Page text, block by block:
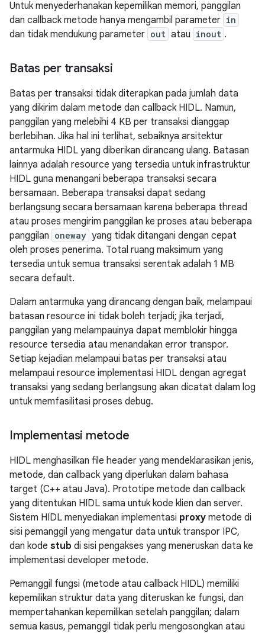
Untuk menyederhanakan kepemilikan memori, panggilan
dan callback metode hanya mengambil parameter in
dan tidak mendukung parameter out atau inout .
Batas per transaksi
Batas per transaksi tidak diterapkan pada jumlah data
yang dikirim dalam metode dan callback HIDL. Namun,
panggilan yang melebihi 4 KB per transaksi dianggap
berlebihan. Jika hal ini terlihat, sebaiknya arsitektur
antarmuka HIDL yang diberikan dirancang ulang. Batasan
lainnya adalah resource yang tersedia untuk infrastruktur
HIDL guna menangani beberapa transaksi secara
bersamaan. Beberapa transaksi dapat sedang
berlangsung secara bersamaan karena beberapa thread
atau proses mengirim panggilan ke proses atau beberapa
panggilan oneway yang tidak ditangani dengan cepat
oleh proses penerima. Total ruang maksimum yang
tersedia untuk semua transaksi serentak adalah 1 MB
secara default.
Dalam antarmuka yang dirancang dengan baik, melampaui
batasan resource ini tidak boleh terjadi; jika terjadi,
panggilan yang melampauinya dapat memblokir hingga
resource tersedia atau menandakan error transpor.
Setiap kejadian melampaui batas per transaksi atau
melampaui resource implementasi HIDL dengan agregat
transaksi yang sedang berlangsung akan dicatat dalam log
untuk memfasilitasi proses debug.
Implementasi metode
HIDL menghasilkan file header yang mendeklarasikan jenis,
metode, dan callback yang diperlukan dalam bahasa
target (C++ atau Java). Prototipe metode dan callback
yang ditentukan HIDL sama untuk kode klien dan server.
Sistem HIDL menyediakan implementasi proxy metode di
sisi pemanggil yang mengatur data untuk transpor IPC,
dan kode stub di sisi pengakses yang meneruskan data ke
implementasi developer metode.
Pemanggil fungsi (metode atau callback HIDL) memiliki
kepemilikan struktur data yang diteruskan ke fungsi, dan
mempertahankan kepemilikan setelah panggilan; dalam
semua kasus, pemanggil tidak perlu mengosongkan atau